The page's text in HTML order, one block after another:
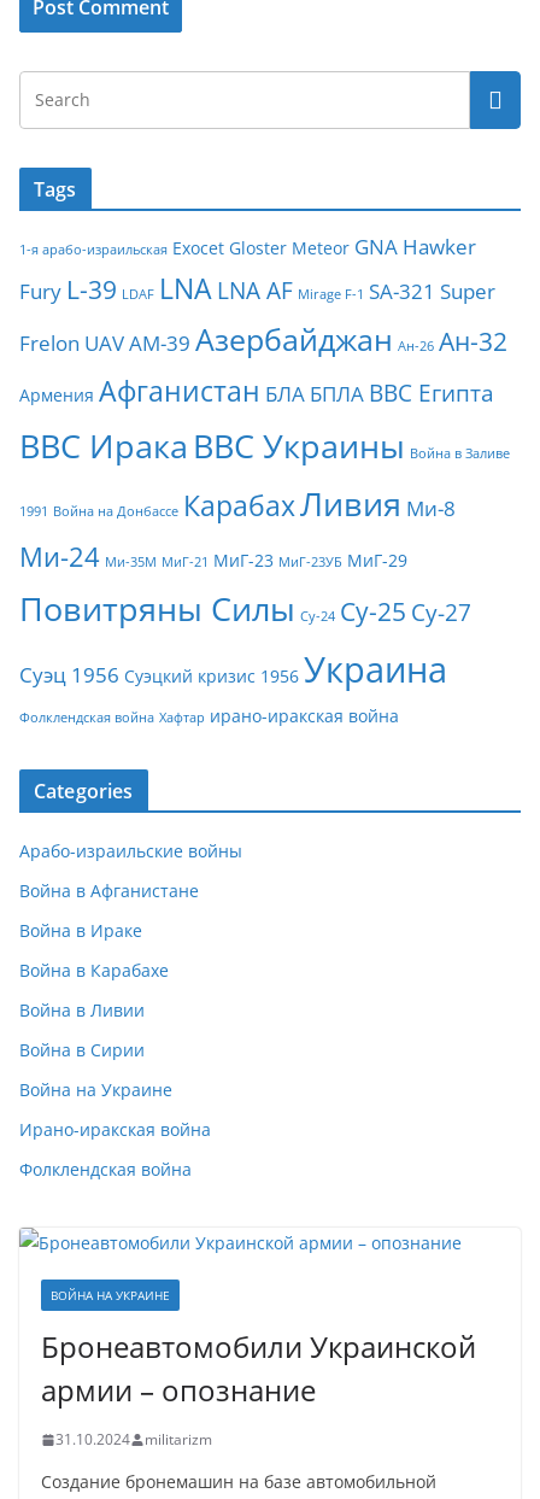
Tags
1-я арабо-израильская Exocet Gloster Meteor GNA Hawker
Fury L-39 LDAF LNA LNA AF Mirage F-1 SA-321 Super
Frelon UAVАМ-39 Азербайджан Ан-26 Ан-32
Армения Афганистан БЛА БПЛА ВВС Египта
ВВС Ирака ВВС Украины Война в Заливе
1991 Война на Донбассе КарабахЛивия Ми-8
Ми-24 Ми-35М МиГ-21 МиГ-23 МиГ-23УБ МиГ-29
Повитряны Силы Су-24 Су-25 Су-27
Суэц 1956 Суэцкий кризис 1956 Украина
Фолклендская война Хафтар ирано-иракская война
Categories
Арабо-израильские войны
Война в Афганистане
Война в Ираке
Война в Карабахе
Война в Ливии
Война в Сирии
Война на Украине
Ирано-иракская война
Фолклендская война
ВОЙНА НА УКРАИНЕ
Бронеавтомобили Украинской
армии – опознание
31.10.2024 militarizm
Создание бронемашин на базе автомобильной